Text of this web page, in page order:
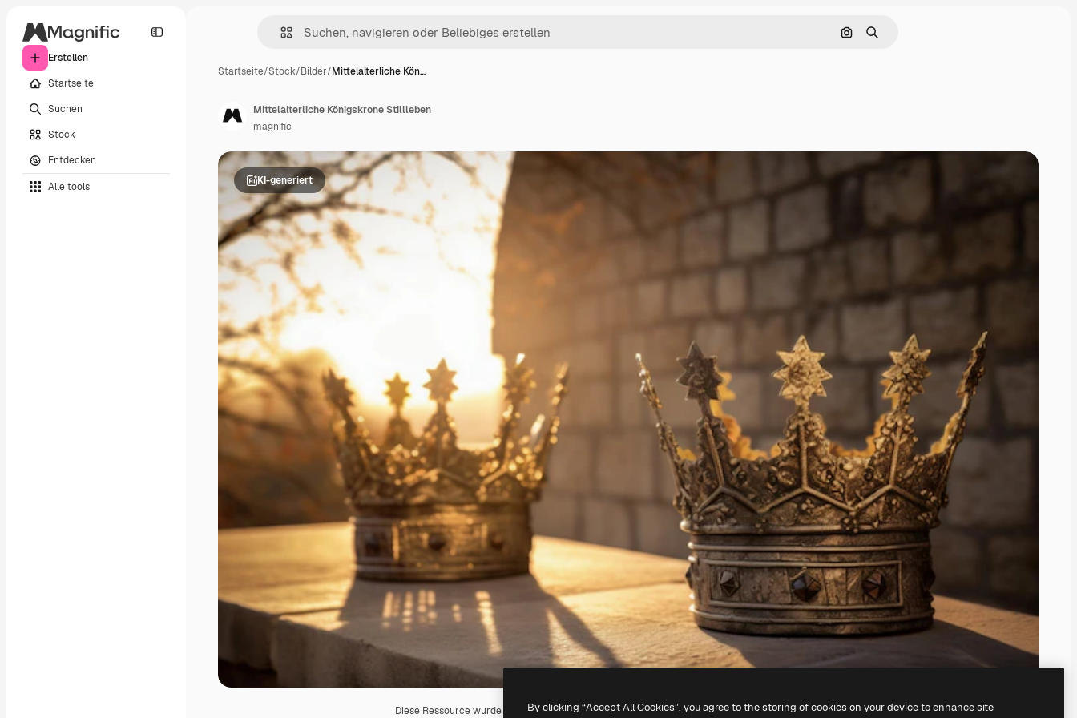
Erstellen
Startseite
Suchen
Stock
Entdecken
Alle tools
Nach Bild suchen
Suchen
Startseite/Stock/Bilder/Mittelalterliche Kön…
KI-generiert
Diese Ressource wurde mit KIerstellt. Du kannst deine eigene mit unserem KI-Bildgeneratorerstellen.
Mittelalterliche Königskrone Stillleben
magnific
By clicking “Accept All Cookies”, you agree to the storing of cookies on your device to enhance site